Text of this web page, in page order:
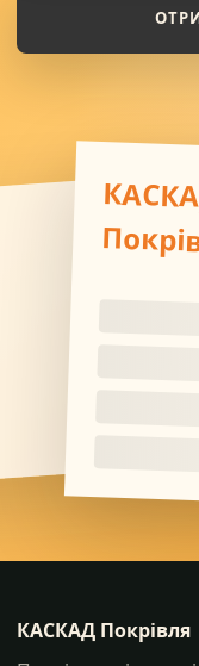
КАСКАД Покрівля